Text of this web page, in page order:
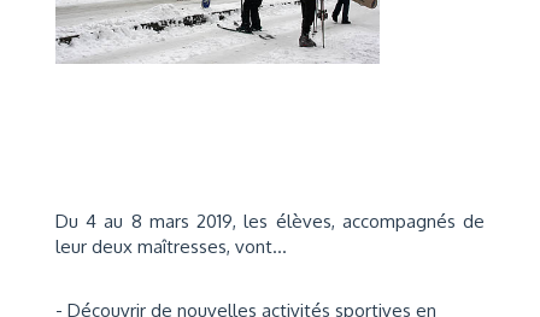
Du 4 au 8 mars 2019, les élèves, accompagnés de
leur deux maîtresses, vont...
- Découvrir de nouvelles activités sportives en